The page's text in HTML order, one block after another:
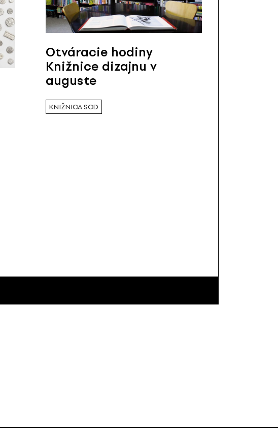
Otváracie hodiny
Knižnice dizajnu v
auguste
KNIŽNICA SCD